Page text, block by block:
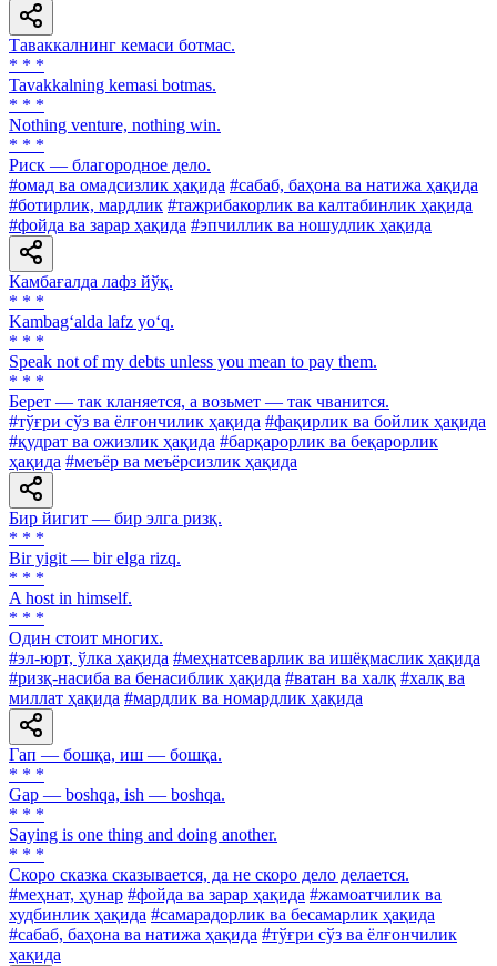
Таваккалнинг кемаси ботмас.
* * *
Tavakkalning kemasi botmas.
* * *
Nothing venture, nothing win.
* * *
Риск — благородное дело.
#омад ва омадсизлик ҳақида #сабаб, баҳона ва натижа ҳақида
#ботирлик, мардлик #тажрибакорлик ва калтабинлик ҳақида
#фойда ва зарар ҳақида #эпчиллик ва ношудлик ҳақида
Камбағалда лафз йўқ.
* * *
Kambag‘alda lafz yo‘q.
* * *
Speak not of my debts unless you mean to pay them.
* * *
Берет — так кланяется, а возьмет — так чванится.
#тўғри сўз ва ёлғончилик ҳақида #фақирлик ва бойлик ҳақида
#қудрат ва ожизлик ҳақида #барқарорлик ва беқарорлик
ҳақида #меъёр ва меъёрсизлик ҳақида
Бир йигит — бир элга ризқ.
* * *
Bir yigit — bir elga rizq.
* * *
A host in himself.
* * *
Один стоит многих.
#эл-юрт, ўлка ҳақида #меҳнатсеварлик ва ишёқмаслик ҳақида
#ризқ-насиба ва бенасиблик ҳақида #ватан ва халқ #халқ ва
миллат ҳақида #мардлик ва номардлик ҳақида
Гап — бошқа, иш — бошқа.
* * *
Gap — boshqa, ish — boshqa.
* * *
Saying is one thing and doing another.
* * *
Скоро сказка сказывается, да не скоро дело делается.
#меҳнат, ҳунар #фойда ва зарар ҳақида #жамоатчилик ва
худбинлик ҳақида #самарадорлик ва бесамарлик ҳақида
#сабаб, баҳона ва натижа ҳақида #тўғри сўз ва ёлғончилик
ҳақида